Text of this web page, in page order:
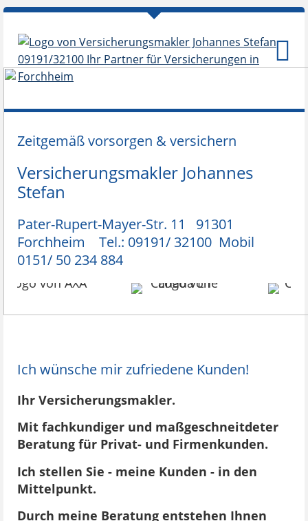
Zeitgemäß vorsorgen & versichern
Versicherungsmakler Johannes
Stefan
Pater-Rupert-Mayer-Str. 11 91301
Forchheim Tel.: 09191/ 32100 Mobil
0151/ 50 234 884
Ich wünsche mir zufriedene Kunden!
Ihr Versicherungs­makler.
Mit fachkundiger und maßgeschneitdeter
Beratung für Privat- und Firmen­kunden.
Ich stellen Sie - meine Kunden - in den
Mittel­punkt.
Durch meine Beratung entstehen Ihnen